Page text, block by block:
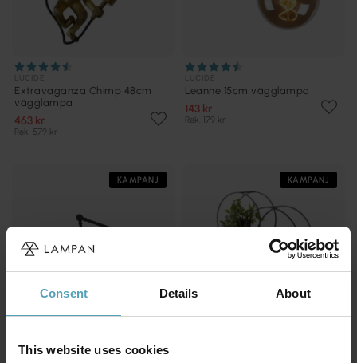
Consent Details About
This website uses cookies
Extravaganza Chimp 48cm
vägglampa
463 kr
Rek. 579 kr
Leanne 15cm vägglampa
143 kr
Rek. 179 kr
KAMPANJ KAMPANJ